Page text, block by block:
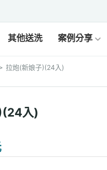
其他送洗 案例分享
拉炮(新娘子)(24入)
入)